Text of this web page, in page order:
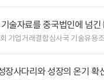
술자료를 중국법인에 넘긴
기업거래결합심사국 기술유용
장사다리와 성장의 온기